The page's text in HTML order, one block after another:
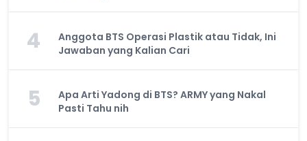
4
Anggota BTS Operasi Plastik atau Tidak, Ini
Jawaban yang Kalian Cari
5
Apa Arti Yadong di BTS? ARMY yang Nakal
Pasti Tahu nih